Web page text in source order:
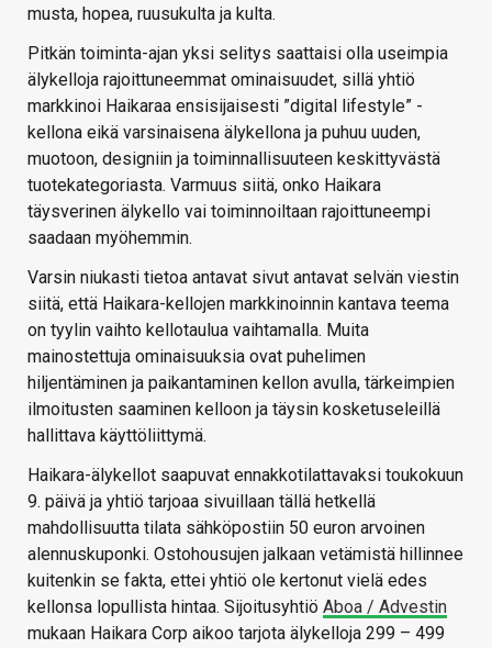
musta, hopea, ruusukulta ja kulta.
Pitkän toiminta-ajan yksi selitys saattaisi olla useimpia
älykelloja rajoittuneemmat ominaisuudet, sillä yhtiö
markkinoi Haikaraa ensisijaisesti ”digital lifestyle” -
kellona eikä varsinaisena älykellona ja puhuu uuden,
muotoon, designiin ja toiminnallisuuteen keskittyvästä
tuotekategoriasta. Varmuus siitä, onko Haikara
täysverinen älykello vai toiminnoiltaan rajoittuneempi
saadaan myöhemmin.
Varsin niukasti tietoa antavat sivut antavat selvän viestin
siitä, että Haikara-kellojen markkinoinnin kantava teema
on tyylin vaihto kellotaulua vaihtamalla. Muita
mainostettuja ominaisuuksia ovat puhelimen
hiljentäminen ja paikantaminen kellon avulla, tärkeimpien
ilmoitusten saaminen kelloon ja täysin kosketuseleillä
hallittava käyttöliittymä.
Haikara-älykellot saapuvat ennakkotilattavaksi toukokuun
9. päivä ja yhtiö tarjoaa sivuillaan tällä hetkellä
mahdollisuutta tilata sähköpostiin 50 euron arvoinen
alennuskuponki. Ostohousujen jalkaan vetämistä hillinnee
kuitenkin se fakta, ettei yhtiö ole kertonut vielä edes
kellonsa lopullista hintaa. Sijoitusyhtiö Aboa / Advestin
mukaan Haikara Corp aikoo tarjota älykelloja 299 – 499